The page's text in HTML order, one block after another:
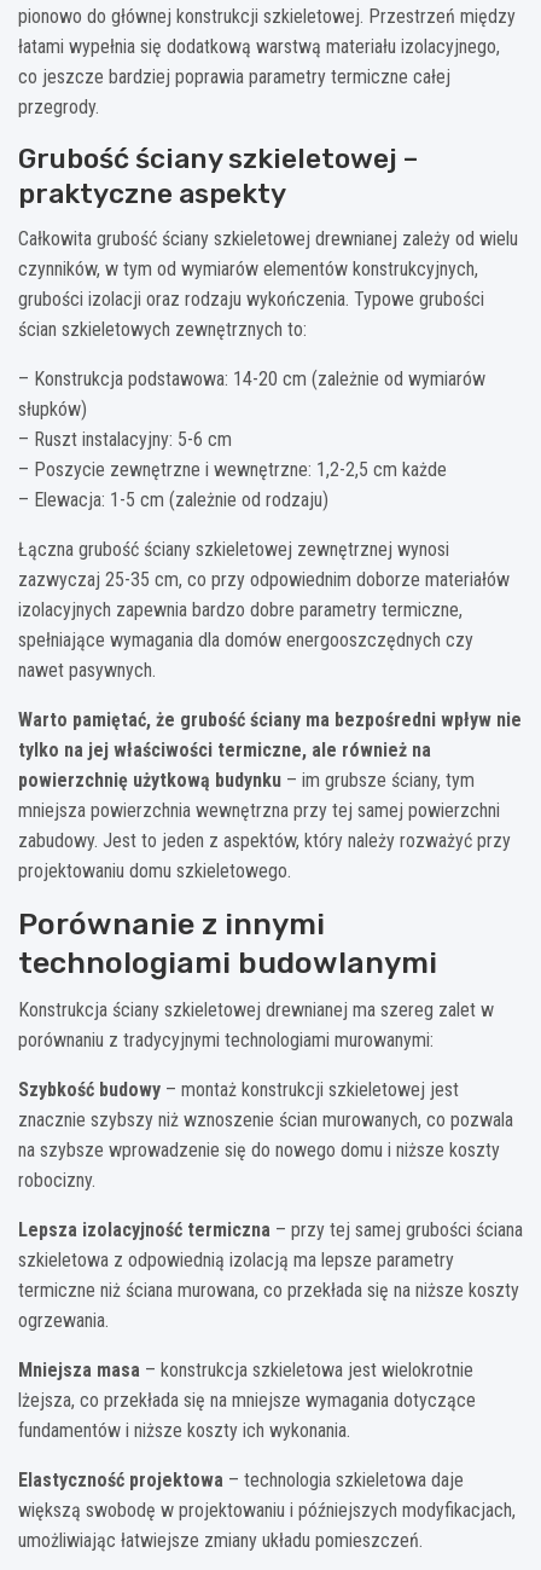
pionowo do głównej konstrukcji szkieletowej. Przestrzeń między
łatami wypełnia się dodatkową warstwą materiału izolacyjnego,
co jeszcze bardziej poprawia parametry termiczne całej
przegrody.
Grubość ściany szkieletowej –
praktyczne aspekty
Całkowita grubość ściany szkieletowej drewnianej zależy od wielu
czynników, w tym od wymiarów elementów konstrukcyjnych,
grubości izolacji oraz rodzaju wykończenia. Typowe grubości
ścian szkieletowych zewnętrznych to:
– Konstrukcja podstawowa: 14-20 cm (zależnie od wymiarów
słupków)
– Ruszt instalacyjny: 5-6 cm
– Poszycie zewnętrzne i wewnętrzne: 1,2-2,5 cm każde
– Elewacja: 1-5 cm (zależnie od rodzaju)
Łączna grubość ściany szkieletowej zewnętrznej wynosi
zazwyczaj 25-35 cm, co przy odpowiednim doborze materiałów
izolacyjnych zapewnia bardzo dobre parametry termiczne,
spełniające wymagania dla domów energooszczędnych czy
nawet pasywnych.
Warto pamiętać, że grubość ściany ma bezpośredni wpływ nie
tylko na jej właściwości termiczne, ale również na
powierzchnię użytkową budynku – im grubsze ściany, tym
mniejsza powierzchnia wewnętrzna przy tej samej powierzchni
zabudowy. Jest to jeden z aspektów, który należy rozważyć przy
projektowaniu domu szkieletowego.
Porównanie z innymi
technologiami budowlanymi
Konstrukcja ściany szkieletowej drewnianej ma szereg zalet w
porównaniu z tradycyjnymi technologiami murowanymi:
Szybkość budowy – montaż konstrukcji szkieletowej jest
znacznie szybszy niż wznoszenie ścian murowanych, co pozwala
na szybsze wprowadzenie się do nowego domu i niższe koszty
robocizny.
Lepsza izolacyjność termiczna – przy tej samej grubości ściana
szkieletowa z odpowiednią izolacją ma lepsze parametry
termiczne niż ściana murowana, co przekłada się na niższe koszty
ogrzewania.
Mniejsza masa – konstrukcja szkieletowa jest wielokrotnie
lżejsza, co przekłada się na mniejsze wymagania dotyczące
fundamentów i niższe koszty ich wykonania.
Elastyczność projektowa – technologia szkieletowa daje
większą swobodę w projektowaniu i późniejszych modyfikacjach,
umożliwiając łatwiejsze zmiany układu pomieszczeń.